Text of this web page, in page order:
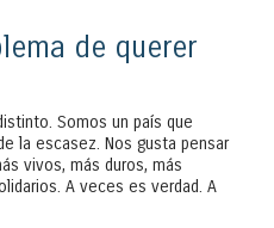
de querer
Somos un país que
la escasez. Nos gusta pensar
vivos, más duros, más
A veces es verdad. A